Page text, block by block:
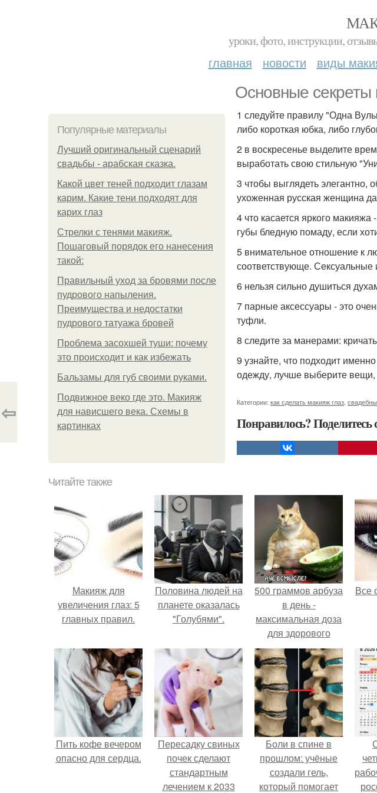
уроки, фото, инструкции,
главная новости виды
Основные секреты
Популярные материалы
Лучший оригинальный сценарий
свадьбы - арабская сказка.
Какой цвет теней подходит глазам
карим. Какие тени подходят для
карих глаз
Стрелки с тенями макияж.
Пошаговый порядок его нанесения
такой:
Правильный уход за бровями после
пудрового напыления.
Преимущества и недостатки
пудрового татуажа бровей
Проблема засохшей туши: почему
это происходит и как избежать
Бальзамы для губ своими руками.
Подвижное веко где это. Макияж
для нависшего века. Схемы в
картинках
1 следуйте правилу "Одна
либо короткая юбка, либо
2 в воскресенье выделите
выработать свою стильную
3 чтобы выглядеть элегантно,
ухоженная русская женщина
4 что касается яркого
губы бледную помаду, если
5 внимательное отношение к
соответствующе.
6 нельзя сильно душиться
7 парные аксессуары - это
туфли.
8 следите за манерами:
9 узнайте, что подходит
одежду, лучше выберите
Категории: как сделать макияж глаз
Понравилось? Поделитесь
⇦
Читайте также
Макияж для
увеличения глаз: 5
главных правил.
Половина людей на
планете оказалась
"Голубями".
500 граммов арбуза
в день -
максимальная доза
для здорового
взрослого,
предупредили
врачи.
Все
Пить кофе вечером
опасно для сердца.
Пересадку свиных
почек сделают
стандартным
лечением к 2033
Боли в спине в
прошлом: учёные
создали гель,
который помогает